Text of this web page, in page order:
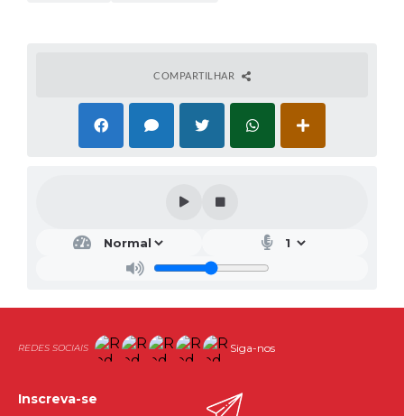
COMPARTILHAR
Siga-nos
Inscreva-se